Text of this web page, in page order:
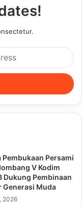
Pembukaan Persami
V Kodim
Dukung Pembinaan
Generasi Muda
2026